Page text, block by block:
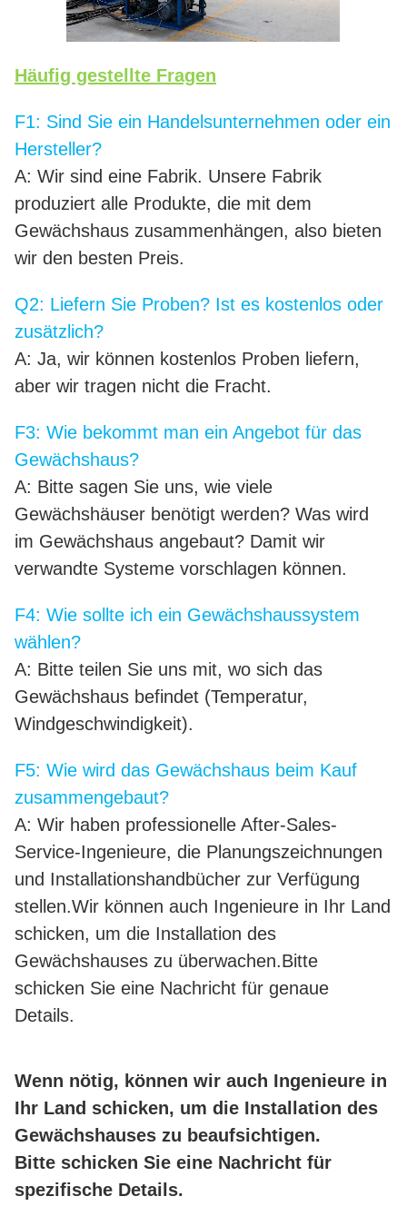
Häufig gestellte Fragen
F1: Sind Sie ein Handelsunternehmen oder ein
Hersteller?
A: Wir sind eine Fabrik. Unsere Fabrik
produziert alle Produkte, die mit dem
Gewächshaus zusammenhängen, also bieten
wir den besten Preis.
Q2: Liefern Sie Proben? Ist es kostenlos oder
zusätzlich?
A: Ja, wir können kostenlos Proben liefern,
aber wir tragen nicht die Fracht.
F3: Wie bekommt man ein Angebot für das
Gewächshaus?
A: Bitte sagen Sie uns, wie viele
Gewächshäuser benötigt werden? Was wird
im Gewächshaus angebaut? Damit wir
verwandte Systeme vorschlagen können.
F4: Wie sollte ich ein Gewächshaussystem
wählen?
A: Bitte teilen Sie uns mit, wo sich das
Gewächshaus befindet (Temperatur,
Windgeschwindigkeit).
F5: Wie wird das Gewächshaus beim Kauf
zusammengebaut?
A: Wir haben professionelle After-Sales-
Service-Ingenieure, die Planungszeichnungen
und Installationshandbücher zur Verfügung
stellen.Wir können auch Ingenieure in Ihr Land
schicken, um die Installation des
Gewächshauses zu überwachen.Bitte
schicken Sie eine Nachricht für genaue
Details.
Wenn nötig, können wir auch Ingenieure in
Ihr Land schicken, um die Installation des
Gewächshauses zu beaufsichtigen.
Bitte schicken Sie eine Nachricht für
spezifische Details.